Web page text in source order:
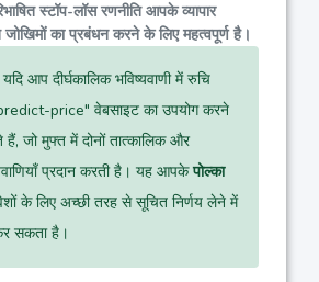
स्टॉप-लॉस रणनीति आपके व्यापार
जोखिमों का प्रबंधन करने के लिए महत्वपूर्ण है।
यदि आप दीर्घकालिक भविष्यवाणी में रुचि
price" वेबसाइट का उपयोग करने
हैं, जो मुफ्त में दोनों तात्कालिक और
प्रदान करती है। यह आपकेपोल्का
के लिए अच्छी तरह से सूचित निर्णय लेने में
सकता है।